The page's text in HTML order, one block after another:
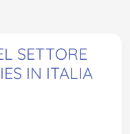
SETTORE
IN ITALIA